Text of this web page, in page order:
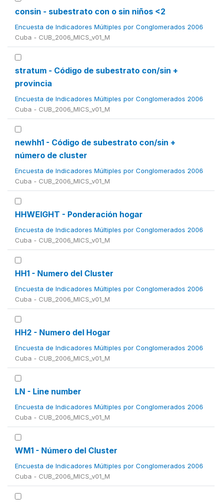
consin - subestrato con o sin niños <2
Encuesta de Indicadores Múltiples por Conglomerados 2006
Cuba - CUB_2006_MICS_v01_M
stratum - Código de subestrato con/sin +
provincia
Encuesta de Indicadores Múltiples por Conglomerados 2006
Cuba - CUB_2006_MICS_v01_M
newhh1 - Código de subestrato con/sin +
número de cluster
Encuesta de Indicadores Múltiples por Conglomerados 2006
Cuba - CUB_2006_MICS_v01_M
HHWEIGHT - Ponderación hogar
Encuesta de Indicadores Múltiples por Conglomerados 2006
Cuba - CUB_2006_MICS_v01_M
HH1 - Numero del Cluster
Encuesta de Indicadores Múltiples por Conglomerados 2006
Cuba - CUB_2006_MICS_v01_M
HH2 - Numero del Hogar
Encuesta de Indicadores Múltiples por Conglomerados 2006
Cuba - CUB_2006_MICS_v01_M
LN - Line number
Encuesta de Indicadores Múltiples por Conglomerados 2006
Cuba - CUB_2006_MICS_v01_M
WM1 - Número del Cluster
Encuesta de Indicadores Múltiples por Conglomerados 2006
Cuba - CUB_2006_MICS_v01_M